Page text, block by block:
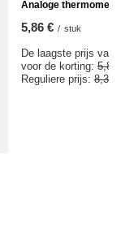
Analoge
5,86 € / stuk
De laagste prijs van
voor de korting: 5,85
Reguliere prijs: 8,37